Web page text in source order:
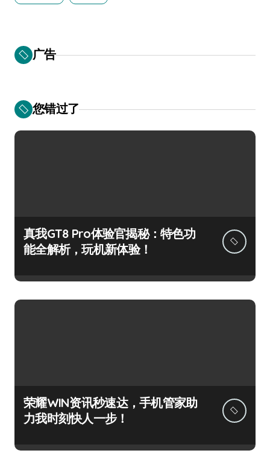
广告
您错过了
真我GT8 Pro体验官揭秘：特色功
能全解析，玩机新体验！
荣耀WIN资讯秒速达，手机管家助
力我时刻快人一步！